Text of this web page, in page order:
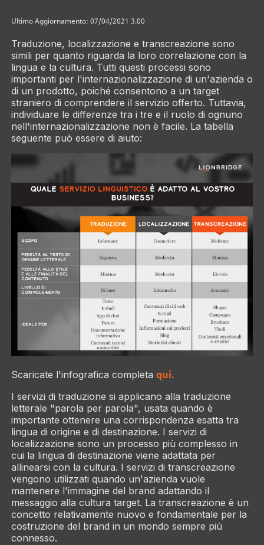
Ultimo Aggiornamento: 07/04/2021 3.00
Traduzione, localizzazione e transcreazione sono
simili per quanto riguarda la loro correlazione con la
lingua e la cultura. Tutti questi processi sono
importanti per l'internazionalizzazione di un'azienda o
di un prodotto, poiché consentono a un target
straniero di comprendere il servizio offerto. Tuttavia,
individuare le differenze tra i tre e il ruolo di ognuno
nell'internazionalizzazione non è facile. La tabella
seguente può essere di aiuto:
Scaricate l'infografica completa qui.
I servizi di traduzione si applicano alla traduzione
letterale "parola per parola", usata quando è
importante ottenere una corrispondenza esatta tra
lingua di origine e di destinazione. I servizi di
localizzazione sono un processo più complesso in
cui la lingua di destinazione viene adattata per
allinearsi con la cultura. I servizi di transcreazione
vengono utilizzati quando un'azienda vuole
mantenere l'immagine del brand adattando il
messaggio alla cultura target. La transcreazione è un
concetto relativamente nuovo e fondamentale per la
costruzione del brand in un mondo sempre più
connesso.